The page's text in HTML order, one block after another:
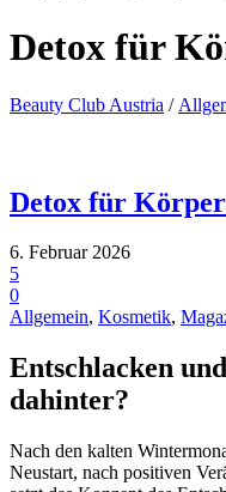
Detox für
Beauty Club Austria /
Detox für
6. Februar 2026
5
0
Allgemein, Kosmetik,
Entschlacken
dahinter?
Nach den kalten
Neustart, nach positiven